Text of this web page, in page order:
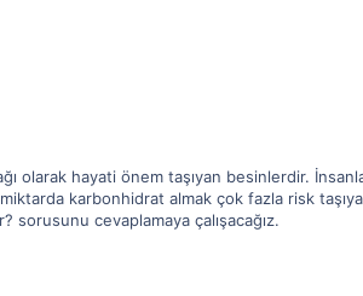
olarak hayati önem taşıyan besinlerdir.
karbonhidrat almak çok fazla risk
sorusunu cevaplamaya çalışacağız.